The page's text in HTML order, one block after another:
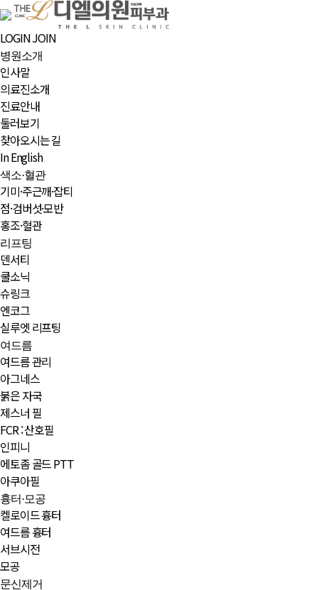
LOGINJOIN
병원소개
인사말
의료진소개
진료안내
둘러보기
찾아오시는 길
In English
색소·혈관
기미·주근깨·잡티
점·검버섯·모반
홍조·혈관
리프팅
덴서티
쿨소닉
슈링크
엔코그
실루엣 리프팅
여드름
여드름 관리
아그네스
붉은 자국
제스너 필
FCR : 산호필
인피니
에토좀 골드 PTT
아쿠아필
흉터·모공
켈로이드 흉터
여드름 흉터
서브시전
모공
문신제거